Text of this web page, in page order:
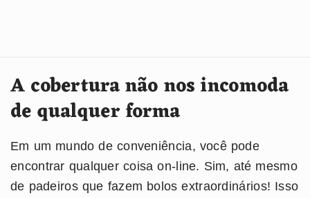
A cobertura não nos incomoda
de qualquer forma
Em um mundo de conveniência, você pode
encontrar qualquer coisa on-line. Sim, até mesmo
de padeiros que fazem bolos extraordinários! Isso